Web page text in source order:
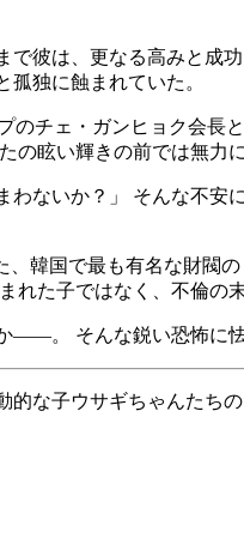
彼は、更なる高みと
独に蝕まれていた。
チェ・ガンヒョク会
眩い輝きの前では無
わないか？」 そんな不
韓国で最も有名な財閥
た子ではなく、不倫の
。 そんな鋭い恐怖に
な子ウサギちゃんたち